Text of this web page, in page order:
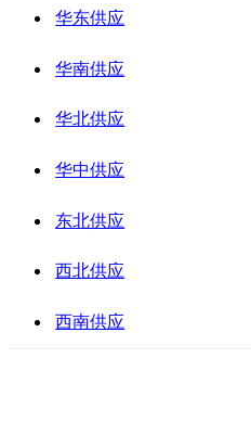
华东供应
华南供应
华北供应
华中供应
东北供应
西北供应
西南供应